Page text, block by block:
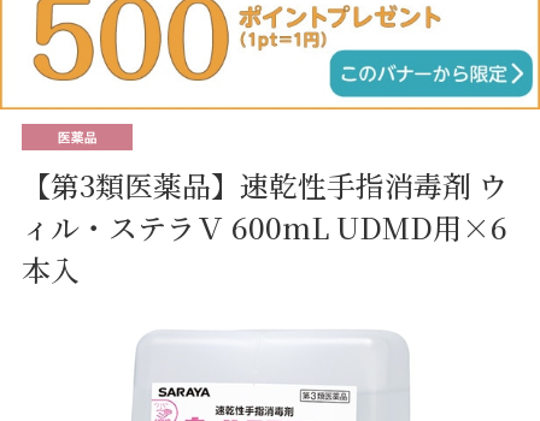
【第3類医薬品】速乾性手指消毒剤 ウ
ィル・ステラＶ 600mL UDMD用×6
本入